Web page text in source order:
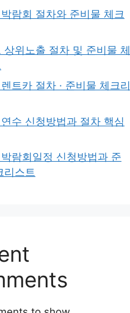
람회 절차와 준비물 체크
상위노출 절차 및 준비물 체
트카 절차 · 준비물 체크리
수 신청방법과 절차 핵심
람회일정 신청방법과 준
리스트